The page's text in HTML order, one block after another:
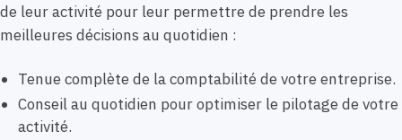
de leur activité pour leur permettre de prendre les
meilleures décisions au quotidien :
Tenue complète de la comptabilité de votre entreprise.
Conseil au quotidien pour optimiser le pilotage de votre
activité.